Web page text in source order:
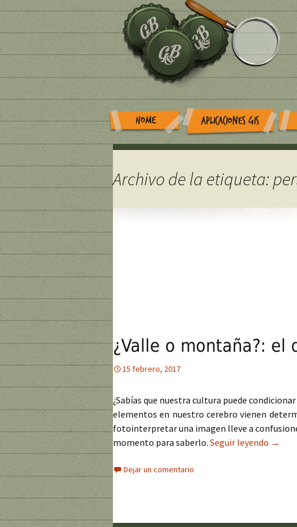
HOME APLICACIONES GIS
Archivo de la etiqueta:
¿Valle o montaña?: el
15 febrero, 2017
¿Sabías que nuestra cultura puede
elementos en nuestro cerebro vienen
fotointerpretar una imagen lleve a
momento para saberlo. Seguir leyendo →
Dejar un comentario